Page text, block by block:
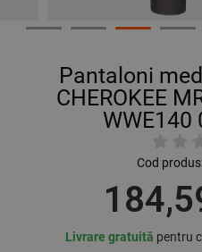
Pantaloni
CHEROKEE
WWE140
Cod
Livrare gratuită pentru